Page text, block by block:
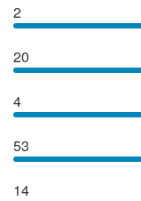
2
20
4
53
14